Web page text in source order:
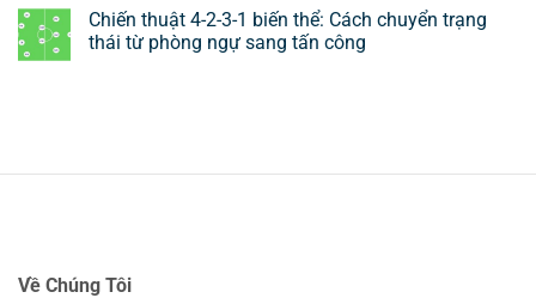
Chiến thuật 4-2-3-1 biến thể: Cách chuyển trạng
thái từ phòng ngự sang tấn công
Về Chúng Tôi